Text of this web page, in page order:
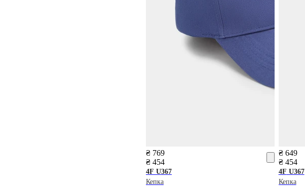
₴ 769
₴ 454
4F U367
Кепка
₴ 649
₴ 454
4F U367
Кепка